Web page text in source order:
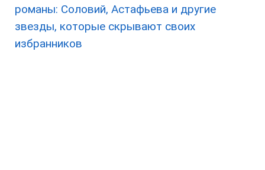
романы: Соловий, Астафьева и другие
звезды, которые скрывают своих
избранников